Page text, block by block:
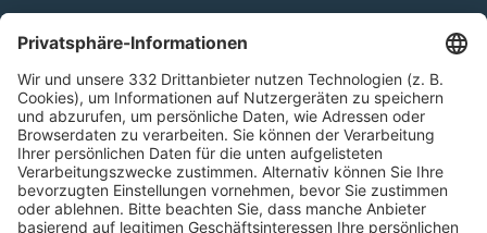
Kontakt
HÄUFIG BESUCHTE SEITEN
Pässe und Vereinswechsel
Trainerausbildung
Schulungsangebot Vereinsmitarbeiter
BFV-Geschäftsstellen